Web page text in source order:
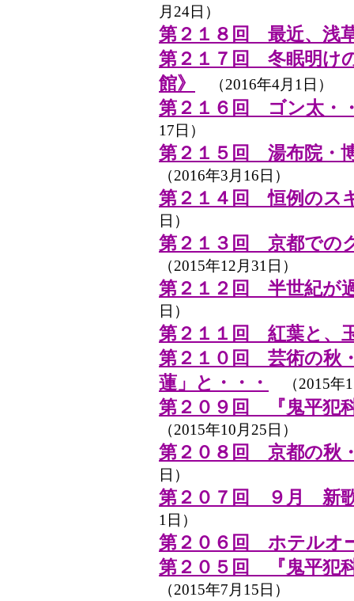
月24日）
第２１８回 最近、浅
第２１７回 冬眠明け
館》
（2016年4月1日）
第２１６回 ゴン太・
17日）
第２１５回 湯布院・
（2016年3月16日）
第２１４回 恒例のス
日）
第２１３回 京都での
（2015年12月31日）
第２１２回 半世紀が
日）
第２１１回 紅葉と、
第２１０回 芸術の秋
蓮」と・・・
（2015年
第２０９回 『鬼平犯
（2015年10月25日）
第２０８回 京都の秋
日）
第２０７回 ９月 新
1日）
第２０６回 ホテルオ
第２０５回 『鬼平犯
（2015年7月15日）